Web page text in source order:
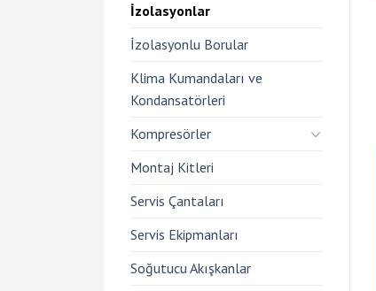
İzolasyonlar
İzolasyonlu Borular
Klima Kumandaları ve
Kondansatörleri
Kompresörler
Montaj Kitleri
Servis Çantaları
Servis Ekipmanları
Soğutucu Akışkanlar